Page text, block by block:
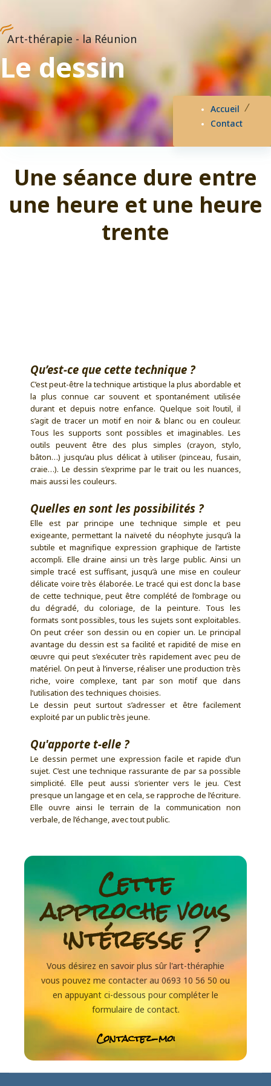
Art-thérapie - la Réunion
Le dessin
Accueil
Contact
Une séance dure entre
une heure et une heure
trente
Qu’est-ce que cette technique ?
C’est peut-être la technique artistique la plus abordable et
la plus connue car souvent et spontanément utilisée
durant et depuis notre enfance. Quelque soit l’outil, il
s’agit de tracer un motif en noir & blanc ou en couleur.
Tous les supports sont possibles et imaginables. Les
outils peuvent être des plus simples (crayon, stylo,
bâton…) jusqu’au plus délicat à utiliser (pinceau, fusain,
craie…). Le dessin s’exprime par le trait ou les nuances,
mais aussi les couleurs.
Quelles en sont les possibilités ?
Elle est par principe une technique simple et peu
exigeante, permettant la naïveté du néophyte jusqu’à la
subtile et magnifique expression graphique de l’artiste
accompli. Elle draine ainsi un très large public. Ainsi un
simple tracé est suffisant, jusqu’à une mise en couleur
délicate voire très élaborée. Le tracé qui est donc la base
de cette technique, peut être complété de l’ombrage ou
du dégradé, du coloriage, de la peinture. Tous les
formats sont possibles, tous les sujets sont exploitables.
On peut créer son dessin ou en copier un. Le principal
avantage du dessin est sa facilité et rapidité de mise en
œuvre qui peut s’exécuter très rapidement avec peu de
matériel. On peut à l’inverse, réaliser une production très
riche, voire complexe, tant par son motif que dans
l’utilisation des techniques choisies.
Le dessin peut surtout s’adresser et être facilement
exploité par un public très jeune.
Qu'apporte t-elle ?
Le dessin permet une expression facile et rapide d’un
sujet. C’est une technique rassurante de par sa possible
simplicité. Elle peut aussi s’orienter vers le jeu. C’est
presque un langage et en cela, se rapproche de l’écriture.
Elle ouvre ainsi le terrain de la communication non
verbale, de l’échange, avec tout public.
Cette
approche vous
intéresse ?
Vous désirez en savoir plus sûr l'art-théraphie
vous pouvez me contacter au 0693 10 56 50 ou
en appuyant ci-dessous pour compléter le
formulaire de contact.
Contactez-moi